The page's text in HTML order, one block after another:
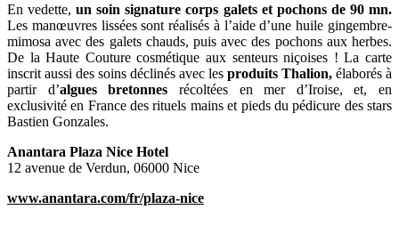
En vedette,un soin signature corps galets et pochons de 90 mn.
Les manœuvres lissées sont réalisés à l’aide d’une huile gingembre-
mimosa avec des galets chauds, puis avec des pochons aux herbes.
De la Haute Couture cosmétique aux senteurs niçoises ! La carte
inscrit aussi des soins déclinés avec les produits Thalion, élaborés à
partir d’algues bretonnes récoltées en mer d’Iroise, et, en
exclusivité en France des rituels mains et pieds du pédicure des stars
Bastien Gonzales.
Anantara Plaza Nice Hotel
12 avenue de Verdun, 06000 Nice
www.anantara.com/fr/plaza-nice